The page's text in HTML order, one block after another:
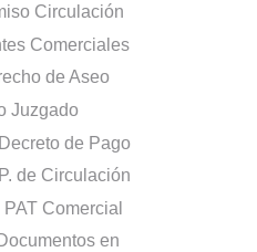
Circulación
Comerciales
de Aseo
Juzgado
de Pago
de Circulación
Comercial
en